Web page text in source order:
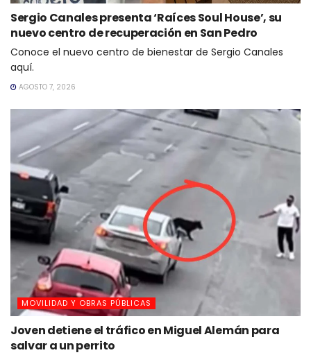
Sergio Canales presenta ‘Raíces Soul House’, su
nuevo centro de recuperación en San Pedro
Conoce el nuevo centro de bienestar de Sergio Canales
aquí.
AGOSTO 7, 2026
MOVILIDAD Y OBRAS PÚBLICAS
Joven detiene el tráfico en Miguel Alemán para
salvar a un perrito